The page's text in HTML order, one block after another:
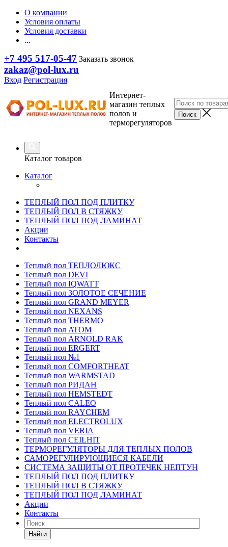
О компании
Условия оплаты
Условия доставки
...
+7 495 517-05-47 Заказать звонок
zakaz@pol-lux.ru
Вход Регистрация
Интернет-
магазин теплых
полов и
терморегуляторов
Каталог товаров
Каталог
ТЕПЛЫЙ ПОЛ ПОД ПЛИТКУ
ТЕПЛЫЙ ПОЛ В СТЯЖКУ
ТЕПЛЫЙ ПОЛ ПОД ЛАМИНАТ
Акции
Контакты
Теплый пол ТЕПЛОЛЮКС
Теплый пол DEVI
Теплый пол IQWATT
Теплый пол ЗОЛОТОЕ СЕЧЕНИЕ
Теплый пол GRAND MEYER
Теплый пол NEXANS
Теплый пол THERMO
Теплый пол ATOM
Теплый пол ARNOLD RAK
Теплый пол ERGERT
Теплый пол №1
Теплый пол COMFORTHEAT
Теплый пол WARMSTAD
Теплый пол РИДАН
Теплый пол HEMSTEDT
Теплый пол CALEO
Теплый пол RAYCHEM
Теплый пол ELECTROLUX
Теплый пол VERIA
Теплый пол CEILHIT
ТЕРМОРЕГУЛЯТОРЫ ДЛЯ ТЕПЛЫХ ПОЛОВ
САМОРЕГУЛИРУЮЩИЕСЯ КАБЕЛИ
СИСТЕМА ЗАЩИТЫ ОТ ПРОТЕЧЕК НЕПТУН
ТЕПЛЫЙ ПОЛ ПОД ПЛИТКУ
ТЕПЛЫЙ ПОЛ В СТЯЖКУ
ТЕПЛЫЙ ПОЛ ПОД ЛАМИНАТ
Акции
Контакты
Найти